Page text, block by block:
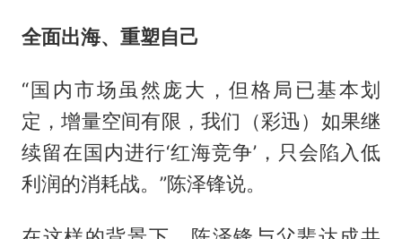
全面出海、重塑自己
“国内市场虽然庞大，但格局已基本划
定，增量空间有限，我们（彩迅）如果继
续留在国内进行‘红海竞争’，只会陷入低
利润的消耗战。”陈泽锋说。